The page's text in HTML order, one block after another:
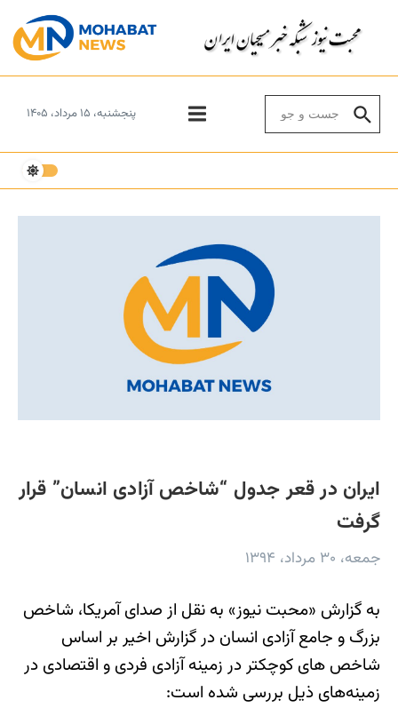
پنجشنبه، ۱۵ مرداد، ۱۴۰۵
ایران در قعر جدول “شاخص آزادی انسان” قرار
گرفت
جمعه، ۳۰ مرداد، ۱۳۹۴
به گزارش «محبت نیوز» به نقل از صدای آمریکا، شاخص
بزرگ و جامع آزادی انسان در گزارش اخیر بر اساس
شاخص های کوچکتر در زمینه آزادی فردی و اقتصادی در
زمینه‌های ذیل بررسی شده است: